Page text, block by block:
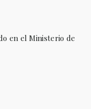
en el Ministerio de